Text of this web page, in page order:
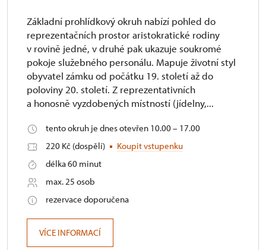
Základní prohlídkový okruh nabízí pohled do
reprezentačních prostor aristokratické rodiny
v rovině jedné, v druhé pak ukazuje soukromé
pokoje služebného personálu. Mapuje životní styl
obyvatel zámku od počátku 19. století až do
poloviny 20. století. Z reprezentativních
a honosně vyzdobených místností (jídelny,...
tento okruh je dnes otevřen 10.00 – 17.00
220 Kč (dospělí)
Koupit vstupenku
délka 60 minut
max. 25 osob
rezervace doporučena
VÍCE INFORMACÍ